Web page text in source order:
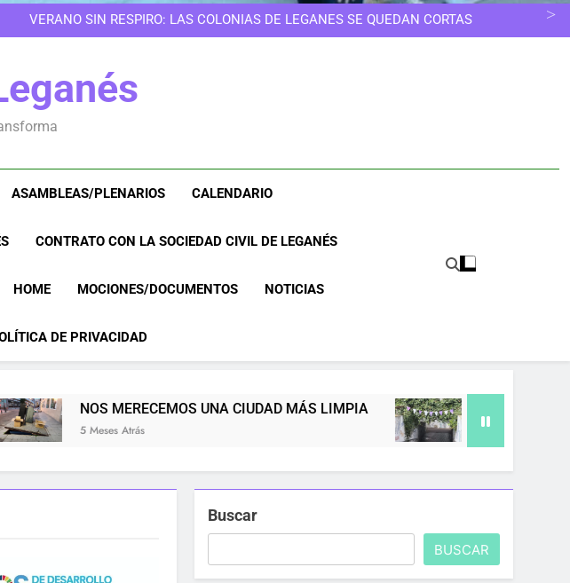
VERANO SIN RESPIRO: LAS COLONIAS DE LEGANÉS SE QUEDAN CORTAS
NOS MERECEMOS UNA CIUDAD MÁS LIMPIA
8M EN LEGANÉS: POR UNA CIUDAD DONDE NINGUNA MUJER TENGA QUE
8M EN LEGANÉS: POR UNA CIUDAD DONDE NINGUNA MUJER TENGA QUE
ASAMBLEAS/PLENARIOS CALENDARIO
CONTRATO CON LA SOCIEDAD CIVIL DE LEGANÉS
HOME MOCIONES/DOCUMENTOS NOTICIAS
DE PRIVACIDAD
UNA CIUDAD MÁS LIMPIA 8M EN LEGANÉS: POR UNA CIUDAD
5 Meses Atrás
Buscar
BUSCAR